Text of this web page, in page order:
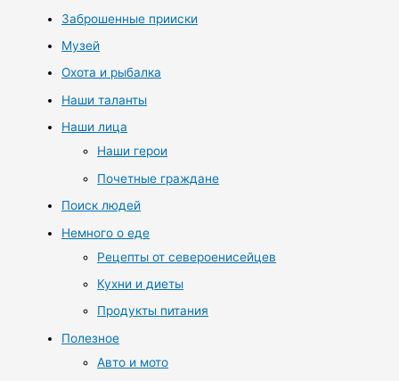
Заброшенные прииски
Музей
Охота и рыбалка
Наши таланты
Наши лица
Наши герои
Почетные граждане
Поиск людей
Немного о еде
Рецепты от североенисейцев
Кухни и диеты
Продукты питания
Полезное
Авто и мото